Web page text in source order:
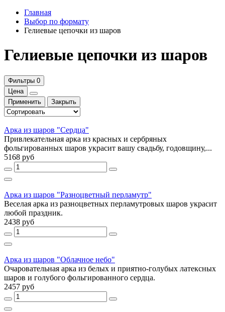
Главная
Выбор по формату
Гелиевые цепочки из шаров
Гелиевые цепочки из шаров
Фильтры 0
Цена
Применить
Закрыть
Арка из шаров "Сердца"
Привлекательная арка из красных и сербряных
фольгированных шаров украсит вашу свадьбу, годовщину,...
5168 руб
Арка из шаров "Разноцветный перламутр"
Веселая арка из разноцветных перламутровых шаров украсит
любой праздник.
2438 руб
Арка из шаров "Облачное небо"
Очаровательная арка из белых и приятно-голубых латексных
шаров и голубого фольгированного сердца.
2457 руб